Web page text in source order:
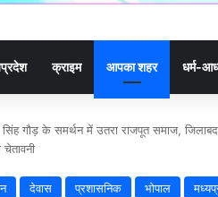
क्राइम आपका शहर धर्म-
गौड़ के समर्थन में उतरा राजपूत समाज,
देवास प्रशासनिक भोपाल